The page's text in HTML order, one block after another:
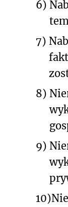
6)
7)
8)
9)
10)